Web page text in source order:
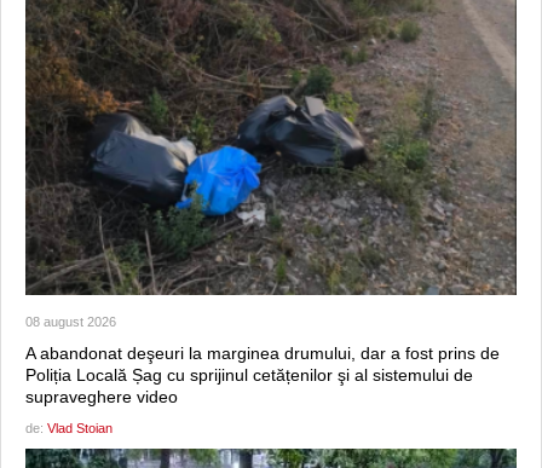
08 august 2026
A abandonat deşeuri la marginea drumului, dar a fost prins de
Poliția Locală Șag cu sprijinul cetățenilor şi al sistemului de
supraveghere video
de: Vlad Stoian